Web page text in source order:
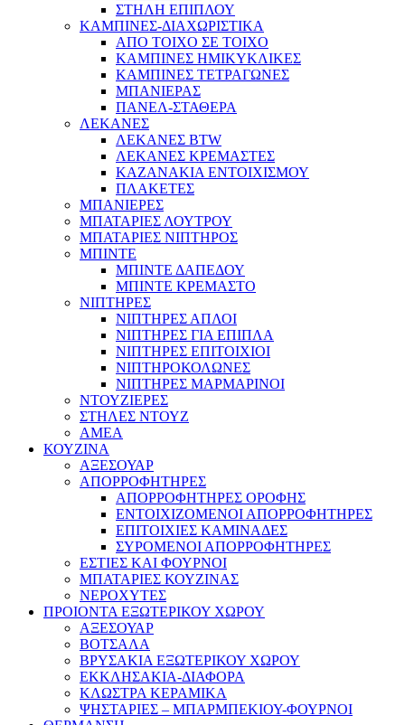
ΣΤΗΛΗ ΕΠΙΠΛΟΥ
ΚΑΜΠΙΝΕΣ-ΔΙΑΧΩΡΙΣΤΙΚΑ
ΑΠΟ ΤΟΙΧΟ ΣΕ ΤΟΙΧΟ
ΚΑΜΠΙΝΕΣ ΗΜΙΚΥΚΛΙΚΕΣ
ΚΑΜΠΙΝΕΣ ΤΕΤΡΑΓΩΝΕΣ
ΜΠΑΝΙΕΡΑΣ
ΠΑΝΕΛ-ΣΤΑΘΕΡΑ
ΛΕΚΑΝΕΣ
ΛΕΚΑΝΕΣ BTW
ΛΕΚΑΝΕΣ ΚΡΕΜΑΣΤΕΣ
ΚΑΖΑΝΑΚΙΑ ΕΝΤΟΙΧΙΣΜΟΥ
ΠΛΑΚΕΤΕΣ
ΜΠΑΝΙΕΡΕΣ
ΜΠΑΤΑΡΙΕΣ ΛΟΥΤΡΟΥ
ΜΠΑΤΑΡΙΕΣ ΝΙΠΤΗΡΟΣ
ΜΠΙΝΤΕ
ΜΠΙΝΤΕ ΔΑΠΕΔΟΥ
ΜΠΙΝΤΕ ΚΡΕΜΑΣΤΟ
ΝΙΠΤΗΡΕΣ
ΝΙΠΤΗΡΕΣ ΑΠΛΟΙ
ΝΙΠΤΗΡΕΣ ΓΙΑ ΕΠΙΠΛΑ
ΝΙΠΤΗΡΕΣ ΕΠΙΤΟΙΧΙΟΙ
ΝΙΠΤΗΡΟΚΟΛΩΝΕΣ
ΝΙΠΤΗΡΕΣ ΜΑΡΜΑΡΙΝΟΙ
ΝΤΟΥΖΙΕΡΕΣ
ΣΤΗΛΕΣ ΝΤΟΥΖ
ΑΜΕΑ
ΚΟΥΖΙΝΑ
ΑΞΕΣΟΥΑΡ
ΑΠΟΡΡΟΦΗΤΗΡΕΣ
ΑΠΟΡΡΟΦΗΤΗΡΕΣ ΟΡΟΦΗΣ
ΕΝΤΟΙΧΙΖΟΜΕΝΟΙ ΑΠΟΡΡΟΦΗΤΗΡΕΣ
ΕΠΙΤΟΙΧΙΕΣ ΚΑΜΙΝΑΔΕΣ
ΣΥΡΟΜΕΝΟΙ ΑΠΟΡΡΟΦΗΤΗΡΕΣ
ΕΣΤΙΕΣ ΚΑΙ ΦΟΥΡΝΟΙ
ΜΠΑΤΑΡΙΕΣ ΚΟΥΖΙΝΑΣ
ΝΕΡΟΧΥΤΕΣ
ΠΡΟΙΟΝΤΑ ΕΞΩΤΕΡΙΚΟΥ ΧΩΡΟΥ
ΑΞΕΣΟΥΑΡ
ΒΟΤΣΑΛΑ
ΒΡΥΣΑΚΙΑ ΕΞΩΤΕΡΙΚΟΥ ΧΩΡΟΥ
ΕΚΚΛΗΣΑΚΙΑ-ΔΙΑΦΟΡΑ
ΚΛΩΣΤΡΑ ΚΕΡΑΜΙΚΑ
ΨΗΣΤΑΡΙΕΣ – ΜΠΑΡΜΠΕΚΙΟΥ-ΦΟΥΡΝΟΙ